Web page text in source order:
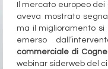
Il mercato europeo dei
aveva mostrato
ma il miglioramento
emerso
commerciale di
webinar siderweb del